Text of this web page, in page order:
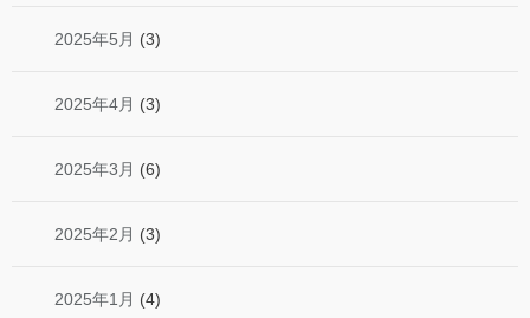
2025年5月 (3)
2025年4月 (3)
2025年3月 (6)
2025年2月 (3)
2025年1月 (4)